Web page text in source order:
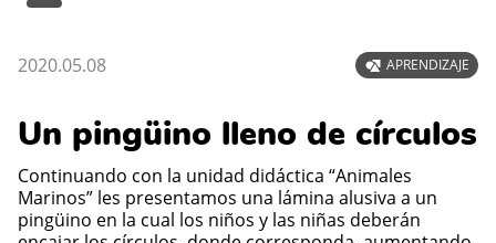
2020.05.08 APRENDIZAJE
Un pingüino lleno de círculos
Continuando con la unidad didáctica “Animales
Marinos” les presentamos una lámina alusiva a un
pingüino en la cual los niños y las niñas deberán